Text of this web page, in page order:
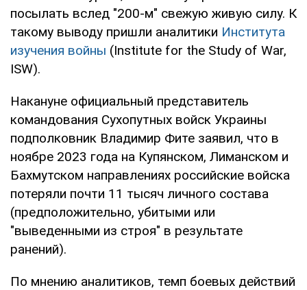
посылать вслед "200-м" свежую живую силу. К
такому выводу пришли аналитики Института
изучения войны (Institute for the Study of War,
ISW).
Накануне официальный представитель
командования Сухопутных войск Украины
подполковник Владимир Фите заявил, что в
ноябре 2023 года на Купянском, Лиманском и
Бахмутском направлениях российские войска
потеряли почти 11 тысяч личного состава
(предположительно, убитыми или
"выведенными из строя" в результате
ранений).
По мнению аналитиков, темп боевых действий